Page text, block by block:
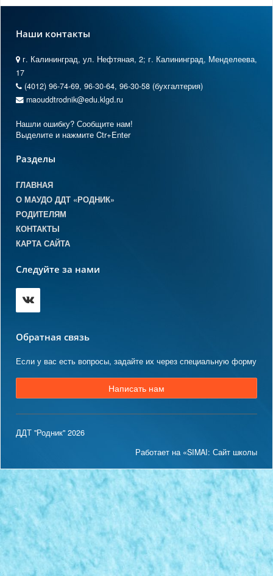
Наши контакты
г. Калининград, ул. Нефтяная, 2; г. Калининград, Менделеева,
17
(4012) 96-74-69, 96-30-64, 96-30-58 (бухгалтерия)
maouddtrodnik@edu.klgd.ru
Нашли ошибку? Сообщите нам!
Выделите и нажмите Ctr+Enter
Разделы
ГЛАВНАЯ
О МАУДО ДДТ «РОДНИК»
РОДИТЕЛЯМ
КОНТАКТЫ
КАРТА САЙТА
Следуйте за нами
Обратная связь
Если у вас есть вопросы, задайте их через специальную форму
Написать нам
ДДТ "Родник" 2026
Работает на «SIMAI: Сайт школы